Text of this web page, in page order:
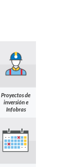
Proyectos de
inversión e
Infobras